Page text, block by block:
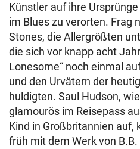
Künstler auf ihre
im Blues zu verorten. Frag
Stones, die Allergrößten
die sich vor knapp acht
Lonesome“ noch einmal
und den Urvätern der
huldigten. Saul Hudson,
glamourös im Reisepass
Kind in Großbritannien auf,
früh mit dem Werk von